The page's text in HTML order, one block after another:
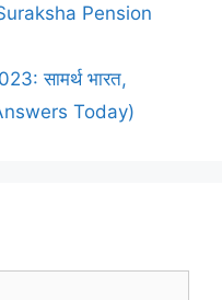
Pension
सामर्थ भारत,
Today)